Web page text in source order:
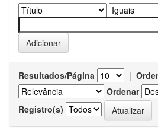
Resultados/Página |
Ordenar
Registro(s)